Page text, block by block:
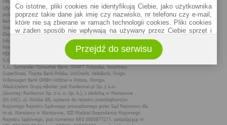
Co istotne, pliki cookies nie identyfikują Ciebie, jako użytkownika
poprzez takie dane jak imię czy nazwisko, nr telefonu czy e-mail,
które nie są zbierane w ramach technologii cookies. Pliki cookies
w żaden sposób nie wpływają na używany przez Ciebie sprzęt i
Zakres wykorzystywania plików cookies możliwy jest do
określenia w ustawieniach przeglądarki każdego użytkownika. Bez
wprowadzenia zmian ustawień, informacje w plikach cookies mogą
być zapisywane w pamięci Twojego urządzenia.
Administratorem danych pozyskiwanych w technologii cookies jest
spółka Rankomat.pl Sp. z o.o. (dawniej: Rankomat Sp. z o. o. Sp.
k.) z siedzibą w Warszawie, ul. Wolska 88, 01 - 141 Warszawa.
Możesz jako użytkownik w każdym czasie skontaktować się z
administratorem pod adresem bok@ebroker.pl, jak również wyrazić
Przejdź do serwisu